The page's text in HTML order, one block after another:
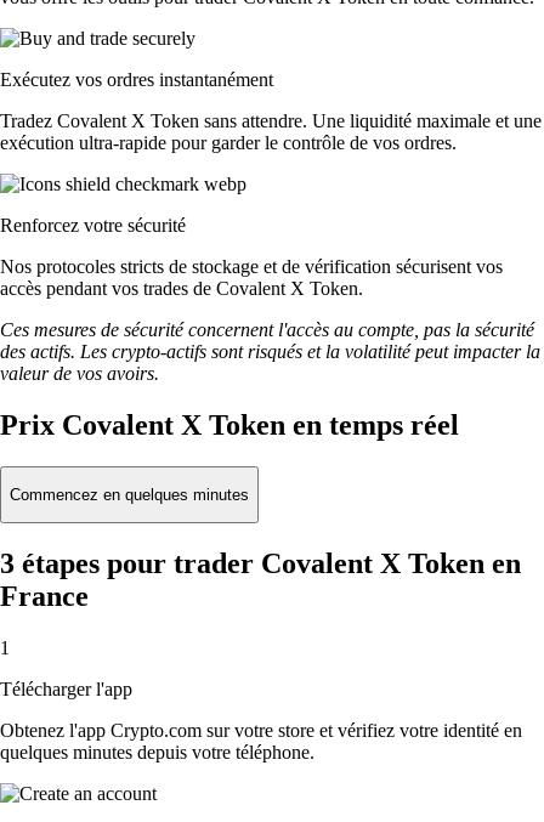
Exécutez vos ordres instantanément
Tradez Covalent X Token sans attendre. Une liquidité maximale et une
exécution ultra-rapide pour garder le contrôle de vos ordres.
Renforcez votre sécurité
Nos protocoles stricts de stockage et de vérification sécurisent vos
accès pendant vos trades de Covalent X Token.
Ces mesures de sécurité concernent l'accès au compte, pas la sécurité
des actifs. Les crypto-actifs sont risqués et la volatilité peut impacter la
valeur de vos avoirs.
Prix Covalent X Token en temps réel
Commencez en quelques minutes
3 étapes pour trader Covalent X Token en
France
1
Télécharger l'app
Obtenez l'app Crypto.com sur votre store et vérifiez votre identité en
quelques minutes depuis votre téléphone.